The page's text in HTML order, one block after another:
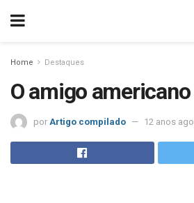
Home Destaques
O amigo americano
por Artigo compilado 12 anos ago